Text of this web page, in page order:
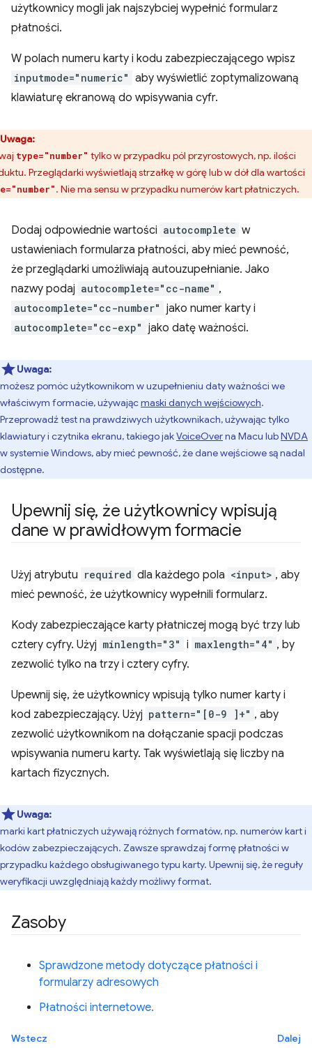
użytkownicy mogli jak najszybciej wypełnić formularz
płatności.
W polach numeru karty i kodu zabezpieczającego wpisz
inputmode="numeric" aby wyświetlić zoptymalizowaną
klawiaturę ekranową do wpisywania cyfr.
Uwaga:
type="number" tylko w przypadku pól przyrostowych, np. ilości
Przeglądarki wyświetlają strzałkę w górę lub w dół dla wartości
. Nie ma sensu w przypadku numerów kart płatniczych.
Dodaj odpowiednie wartości autocomplete w
ustawieniach formularza płatności, aby mieć pewność,
że przeglądarki umożliwiają autouzupełnianie. Jako
nazwy podaj autocomplete="cc-name" ,
autocomplete="cc-number" jako numer karty i
autocomplete="cc-exp" jako datę ważności.
Uwaga:
możesz pomóc użytkownikom w uzupełnieniu daty ważności we
właściwym formacie, używającmaski danych wejściowych.
Przeprowadź test na prawdziwych użytkownikach, używając tylko
klawiatury i czytnika ekranu, takiego jakVoiceOverna Macu lubNVDA
w systemie Windows, aby mieć pewność, że dane wejściowe są nadal
dostępne.
Upewnij się, że użytkownicy wpisują
dane w prawidłowym formacie
Użyj atrybutu required dla każdego pola <input> , aby
mieć pewność, że użytkownicy wypełnili formularz.
Kody zabezpieczające karty płatniczej mogą być trzy lub
cztery cyfry. Użyj minlength="3" i maxlength="4" , by
zezwolić tylko na trzy i cztery cyfry.
Upewnij się, że użytkownicy wpisują tylko numer karty i
kod zabezpieczający. Użyj pattern="[0-9 ]+" , aby
zezwolić użytkownikom na dołączanie spacji podczas
wpisywania numeru karty. Tak wyświetlają się liczby na
kartach fizycznych.
Uwaga:
marki kart płatniczych używają różnych formatów, np. numerów kart i
kodów zabezpieczających. Zawsze sprawdzaj formę płatności w
przypadku każdego obsługiwanego typu karty. Upewnij się, że reguły
weryfikacji uwzględniają każdy możliwy format.
Zasoby
Sprawdzone metody dotyczące płatności i
formularzy adresowych
Płatności internetowe.
Wstecz
Dalej